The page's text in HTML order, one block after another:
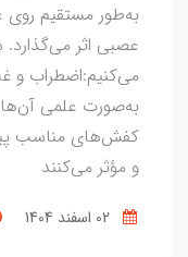
به‌طور مستقیم روی
عصبی اثر می‌گذارد.
می‌کنیم:اضطراب و
به‌صورت علمی
کفش‌های مناسب
و مؤثر می‌کنند